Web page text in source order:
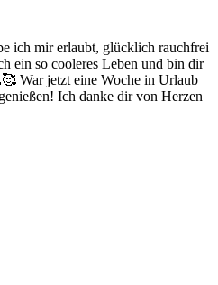
ich mir erlaubt, glücklich rauchfrei
ein so cooleres Leben und bin dir
War jetzt eine Woche in Urlaub
Ich danke dir von Herzen